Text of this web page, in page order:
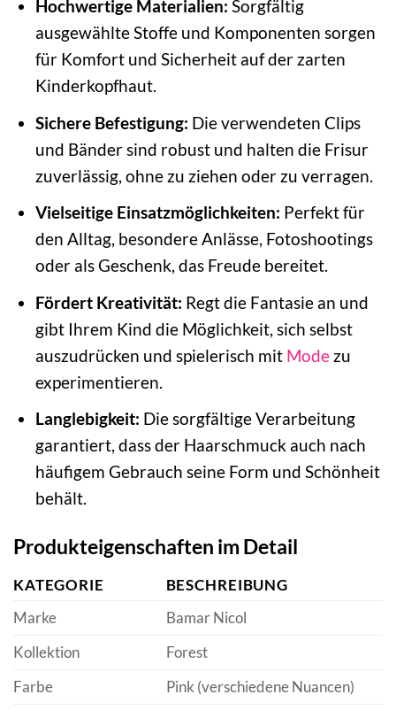
Hochwertige Materialien: Sorgfältig
ausgewählte Stoffe und Komponenten sorgen
für Komfort und Sicherheit auf der zarten
Kinderkopfhaut.
Sichere Befestigung: Die verwendeten Clips
und Bänder sind robust und halten die Frisur
zuverlässig, ohne zu ziehen oder zu verragen.
Vielseitige Einsatzmöglichkeiten: Perfekt für
den Alltag, besondere Anlässe, Fotoshootings
oder als Geschenk, das Freude bereitet.
Fördert Kreativität: Regt die Fantasie an und
gibt Ihrem Kind die Möglichkeit, sich selbst
auszudrücken und spielerisch mit Modezu
experimentieren.
Langlebigkeit: Die sorgfältige Verarbeitung
garantiert, dass der Haarschmuck auch nach
häufigem Gebrauch seine Form und Schönheit
behält.
Produkteigenschaften im Detail
KATEGORIE
BESCHREIBUNG
Marke
Bamar Nicol
Kollektion
Forest
Farbe
Pink (verschiedene Nuancen)